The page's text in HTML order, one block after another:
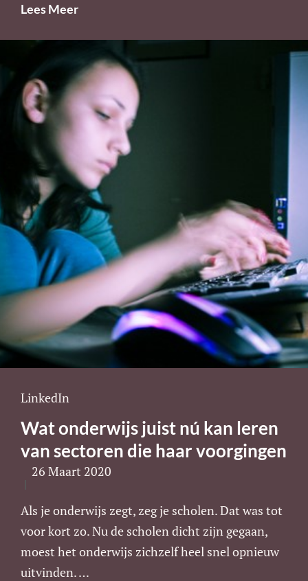
Lees MeerNarcistisch
Organisaties
Cat
LinkedIn
Wat onderwijs juist nú kan leren
van sectoren die haar voorgingen
26 Maart 2020
Als je onderwijs zegt, zeg je scholen. Dat was tot
voor kort zo. Nu de scholen dicht zijn gegaan,
moest het onderwijs zichzelf heel snel opnieuw
uitvinden. …